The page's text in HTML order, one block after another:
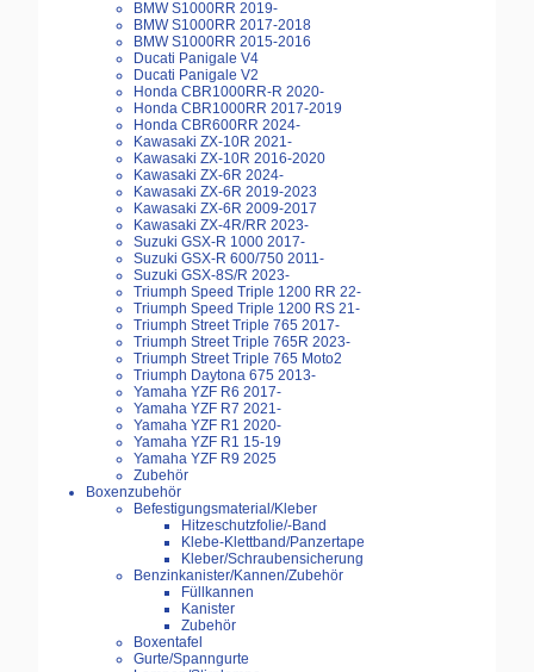
BMW S1000RR 2019-
BMW S1000RR 2017-2018
BMW S1000RR 2015-2016
Ducati Panigale V4
Ducati Panigale V2
Honda CBR1000RR-R 2020-
Honda CBR1000RR 2017-2019
Honda CBR600RR 2024-
Kawasaki ZX-10R 2021-
Kawasaki ZX-10R 2016-2020
Kawasaki ZX-6R 2024-
Kawasaki ZX-6R 2019-2023
Kawasaki ZX-6R 2009-2017
Kawasaki ZX-4R/RR 2023-
Suzuki GSX-R 1000 2017-
Suzuki GSX-R 600/750 2011-
Suzuki GSX-8S/R 2023-
Triumph Speed Triple 1200 RR 22-
Triumph Speed Triple 1200 RS 21-
Triumph Street Triple 765 2017-
Triumph Street Triple 765R 2023-
Triumph Street Triple 765 Moto2
Triumph Daytona 675 2013-
Yamaha YZF R6 2017-
Yamaha YZF R7 2021-
Yamaha YZF R1 2020-
Yamaha YZF R1 15-19
Yamaha YZF R9 2025
Zubehör
Boxenzubehör
Befestigungsmaterial/Kleber
Hitzeschutzfolie/-Band
Klebe-Klettband/Panzertape
Kleber/Schraubensicherung
Benzinkanister/Kannen/Zubehör
Füllkannen
Kanister
Zubehör
Boxentafel
Gurte/Spanngurte